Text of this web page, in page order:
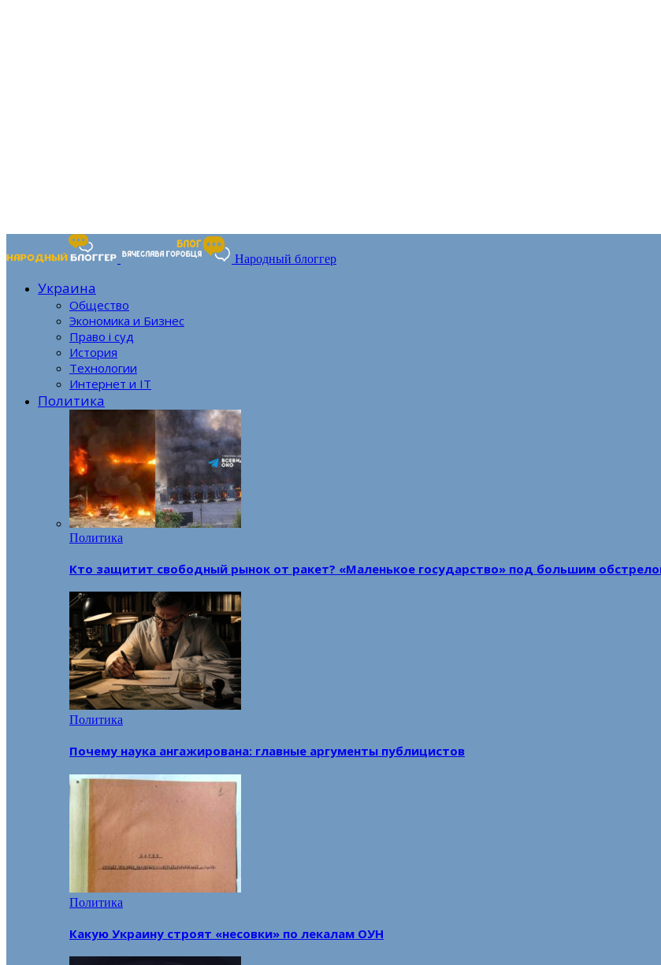
Народный блоггер
Украина
Общество
Экономика и Бизнес
Право і суд
История
Технологии
Интернет и IT
Политика
Политика
Кто защитит свободный рынок от ракет? «Маленькое государство» под большим
Политика
Почему наука ангажирована: главные аргументы публицистов
Политика
Какую Украину строят «несовки» по лекалам ОУН